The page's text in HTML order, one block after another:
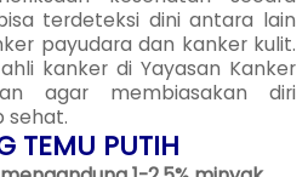
terdeteksi dini antara lain
payudara dan kanker kulit.
kanker di Yayasan Kanker
agar membiasakan diri
sehat.
TEMU PUTIH